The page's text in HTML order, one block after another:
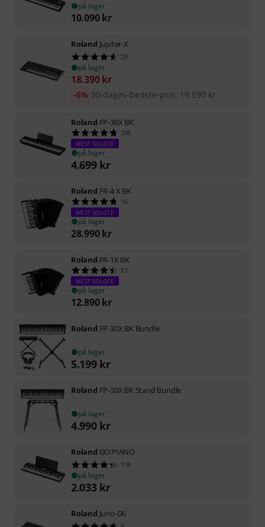
på lager
10.090 kr
Roland Jupiter-X
29
på lager
18.390 kr
30-dages-bedste-pris: 19.590 kr
-6%
Roland FP-30X BK
206
MEST SOLGTE
på lager
4.699 kr
Roland FR-4 X BK
16
MEST SOLGTE
på lager
28.990 kr
Roland FR-1X BK
21
MEST SOLGTE
på lager
12.890 kr
Roland FP-30X BK Bundle
på lager
5.199 kr
Roland FP-30X BK Stand Bundle
på lager
4.990 kr
Roland GO:PIANO
118
på lager
2.033 kr
Roland Juno-D6